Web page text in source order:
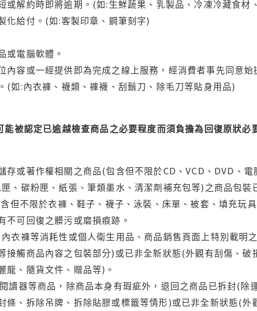
或解約時即將逾期。(如:生鮮蔬果、乳製品、冷凍冷藏食材
化給付。(如:客製印章、鋼筆刻字)
或電腦軟體。
內容或一經提供即為完成之線上服務，經消費者事先同意
(如:內衣褲、襪類、褲襪、刮鬍刀、除毛刀等貼身用品)
能被認定已逾越檢查商品之必要程度而須負擔為回復原狀
存或著作權相關之商品(包含但不限於CD、VCD、DVD、
、碳粉匣、紙張、筆類墨水、清潔劑補充包等)之商品包
但不限於衣褲、鞋子、襪子、泳裝、床單、被套、填充玩
不可回復之髒污或磨損痕跡。
衣褲等消耗性或個人衛生用品、商品銷售頁面上特別載明
接觸商品內容之包裝部分)或已非全新狀態(外觀有刮傷、
龍、隨貨文件、贈品等)。
讀器等商品，除商品本身有瑕疵外，退回之商品已拆封(
條、拆除吊牌、拆除貼膠或標籤等情形)或已非全新狀態(